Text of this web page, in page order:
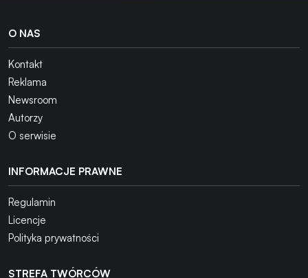
O NAS
Kontakt
Reklama
Newsroom
Autorzy
O serwisie
INFORMACJE PRAWNE
Regulamin
Licencje
Polityka prywatności
STREFA TWÓRCÓW